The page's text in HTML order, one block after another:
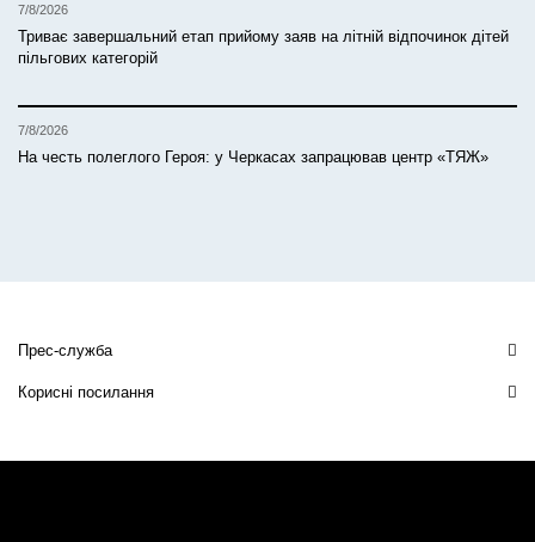
7/8/2026
Триває завершальний етап прийому заяв на літній відпочинок дітей
пільгових категорій
7/8/2026
На честь полеглого Героя: у Черкасах запрацював центр «ТЯЖ»
Прес-служба
Корисні посилання